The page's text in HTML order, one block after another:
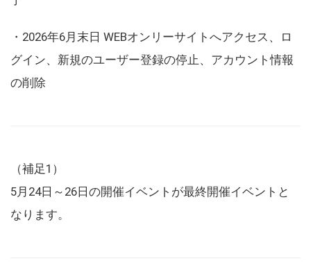
・2026年6月末日 WEBオンリーサイトへアクセス、ロ
グイン、新規のユーザー登録の停止、アカウント情報
の削除
（補足1）
5月24日～26日の開催イベントが最終開催イベントと
なります。